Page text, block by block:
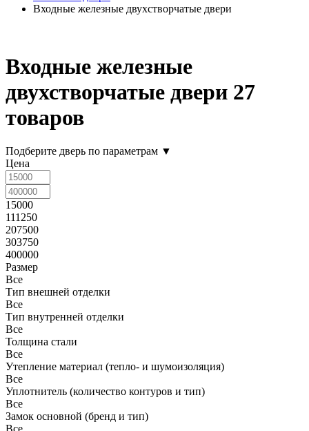
Входные железные двухстворчатые двери
Входные железные
двухстворчатые двери 27
товаров
Подберите дверь по параметрам ▼
Цена
15000
111250
207500
303750
400000
Размер
Все
Тип внешней отделки
Все
Тип внутренней отделки
Все
Толщина стали
Все
Утепление материал (тепло- и шумоизоляция)
Все
Уплотнитель (количество контуров и тип)
Все
Замок основной (бренд и тип)
Все